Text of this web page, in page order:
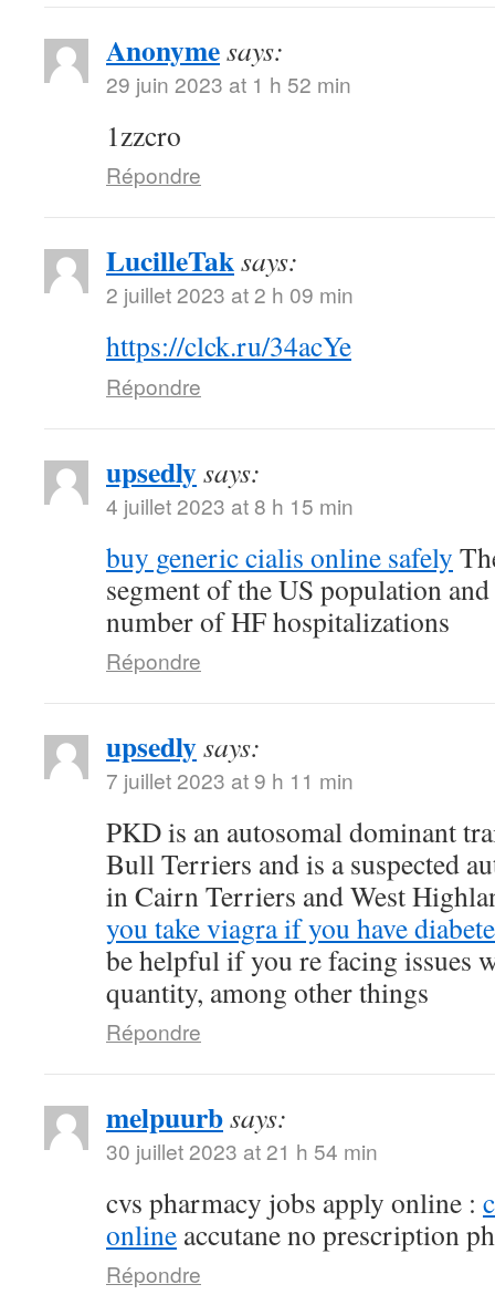
Anonymesays:
29 juin 2023 at 1 h 52 min
1zzcro
Répondre
LucilleTaksays:
2 juillet 2023 at 2 h 09 min
https://clck.ru/34acYe
Répondre
upsedlysays:
4 juillet 2023 at 8 h 15 min
buy generic cialis online safely
segment of the US population
number of HF hospitalizations
Répondre
upsedlysays:
7 juillet 2023 at 9 h 11 min
PKD is an autosomal dominant
Bull Terriers and is a suspected
in Cairn Terriers and West
you take viagra if you have
be helpful if you re facing issues
quantity, among other things
Répondre
melpuurbsays:
30 juillet 2023 at 21 h 54 min
cvs pharmacy jobs apply online :
online accutane no prescription
Répondre